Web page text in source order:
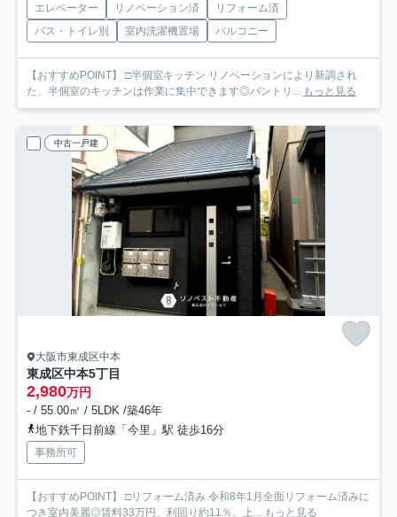
エレベーター リノベーション済
リフォーム済
バス・トイレ別
室内洗濯機置場 バルコニー
【おすすめPOINT】 □半個室キッチン リノベーションにより新調され
た、半個室のキッチンは作業に集中できます◎パントリ...
もっと見る
中古一戸建
大阪市東成区中本
東成区中本5丁目
2,980万円
- / 55.00㎡ / 5LDK /築46年
地下鉄千日前線「今里」駅 徒歩16分
事務所可
【おすすめPOINT】 □リフォーム済み 令和8年1月全面リフォーム済みに
つき室内美麗◎賃料33万円、利回り約11％。上...
もっと見る